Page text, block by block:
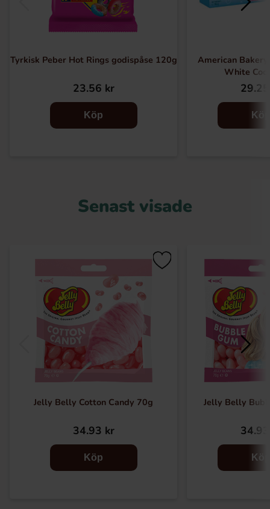
Tyrkisk Peber Hot Rings godispåse 120g
23.56 kr
Köp
American
White
Köp
Senast visade
Jelly Belly Cotton Candy 70g
34.93 kr
Köp
Jelly Belly
Köp